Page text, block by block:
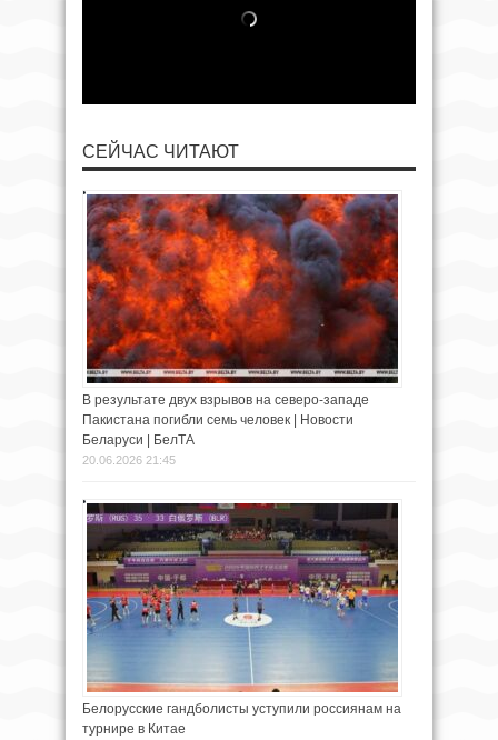
СЕЙЧАС ЧИТАЮТ
В результате двух взрывов на северо-западе
Пакистана погибли семь человек | Новости
Беларуси | БелТА
20.06.2026 21:45
Белорусские гандболисты уступили россиянам на
турнире в Китае